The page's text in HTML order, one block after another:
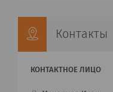
Контакты